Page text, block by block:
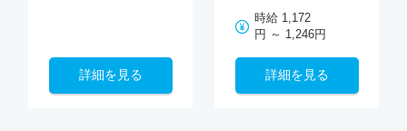
詳細を見る
時給 1,172
円 ～ 1,246円
詳細を見る